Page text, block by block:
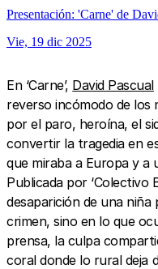
Presentación: 'Carne' de
Vie, 19 dic 2025
En ‘Carne’, David Pascual
reverso incómodo de los
por el paro, heroína, el
convertir la tragedia en
que miraba a Europa y
Publicada por ‘Colectivo
desaparición de una
crimen, sino en lo que
prensa, la culpa
coral donde lo rural deja